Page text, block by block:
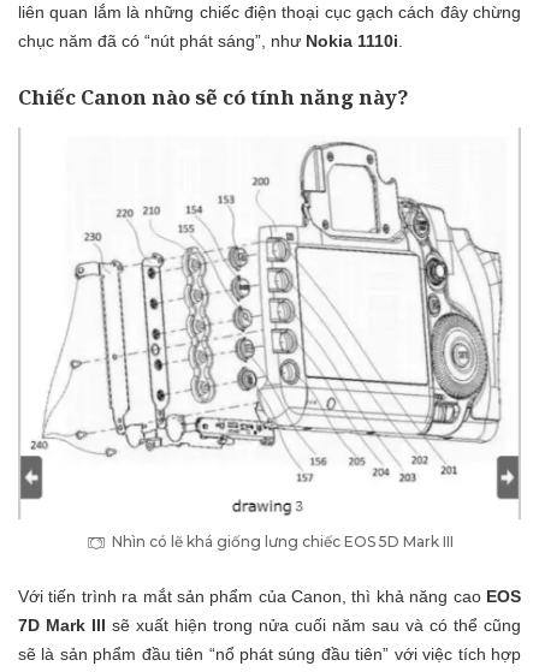
liên quan lắm là những chiếc điện thoại cục gạch cách đây chừng
chục năm đã có “nút phát sáng”, như Nokia 1110i
Chiếc Canon nào sẽ có tính năng này?
Nhìn có lẽ khá giống lưng chiếc EOS 5D Mark III
Với tiến trình ra mắt sản phẩm của Canon, thì khả năng cao EOS
7D Mark III sẽ xuất hiện trong nửa cuối năm sau và có thể cũng
sẽ là sản phẩm đầu tiên “nổ phát súng đầu tiên” với việc tích hợp